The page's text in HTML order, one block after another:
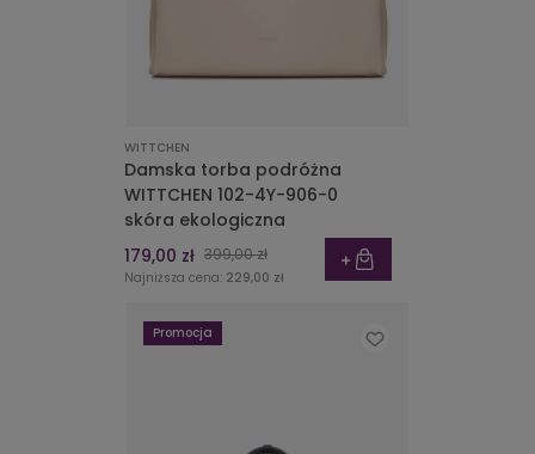
WITTCHEN
Damska torba podróżna
WITTCHEN 102-4Y-906-0
skóra ekologiczna
179,00 zł 399,00 zł
Najniższa cena: 229,00 zł
Promocja